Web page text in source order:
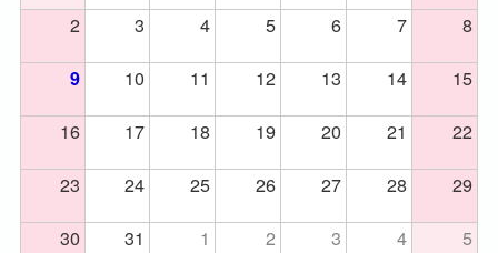
2
3 4 5 6 7 8
9 10 11 12 13 14
15
16
17 18 19 20 21
22
23
24 25 26 27 28
29
30
31 1 2 3 4 5